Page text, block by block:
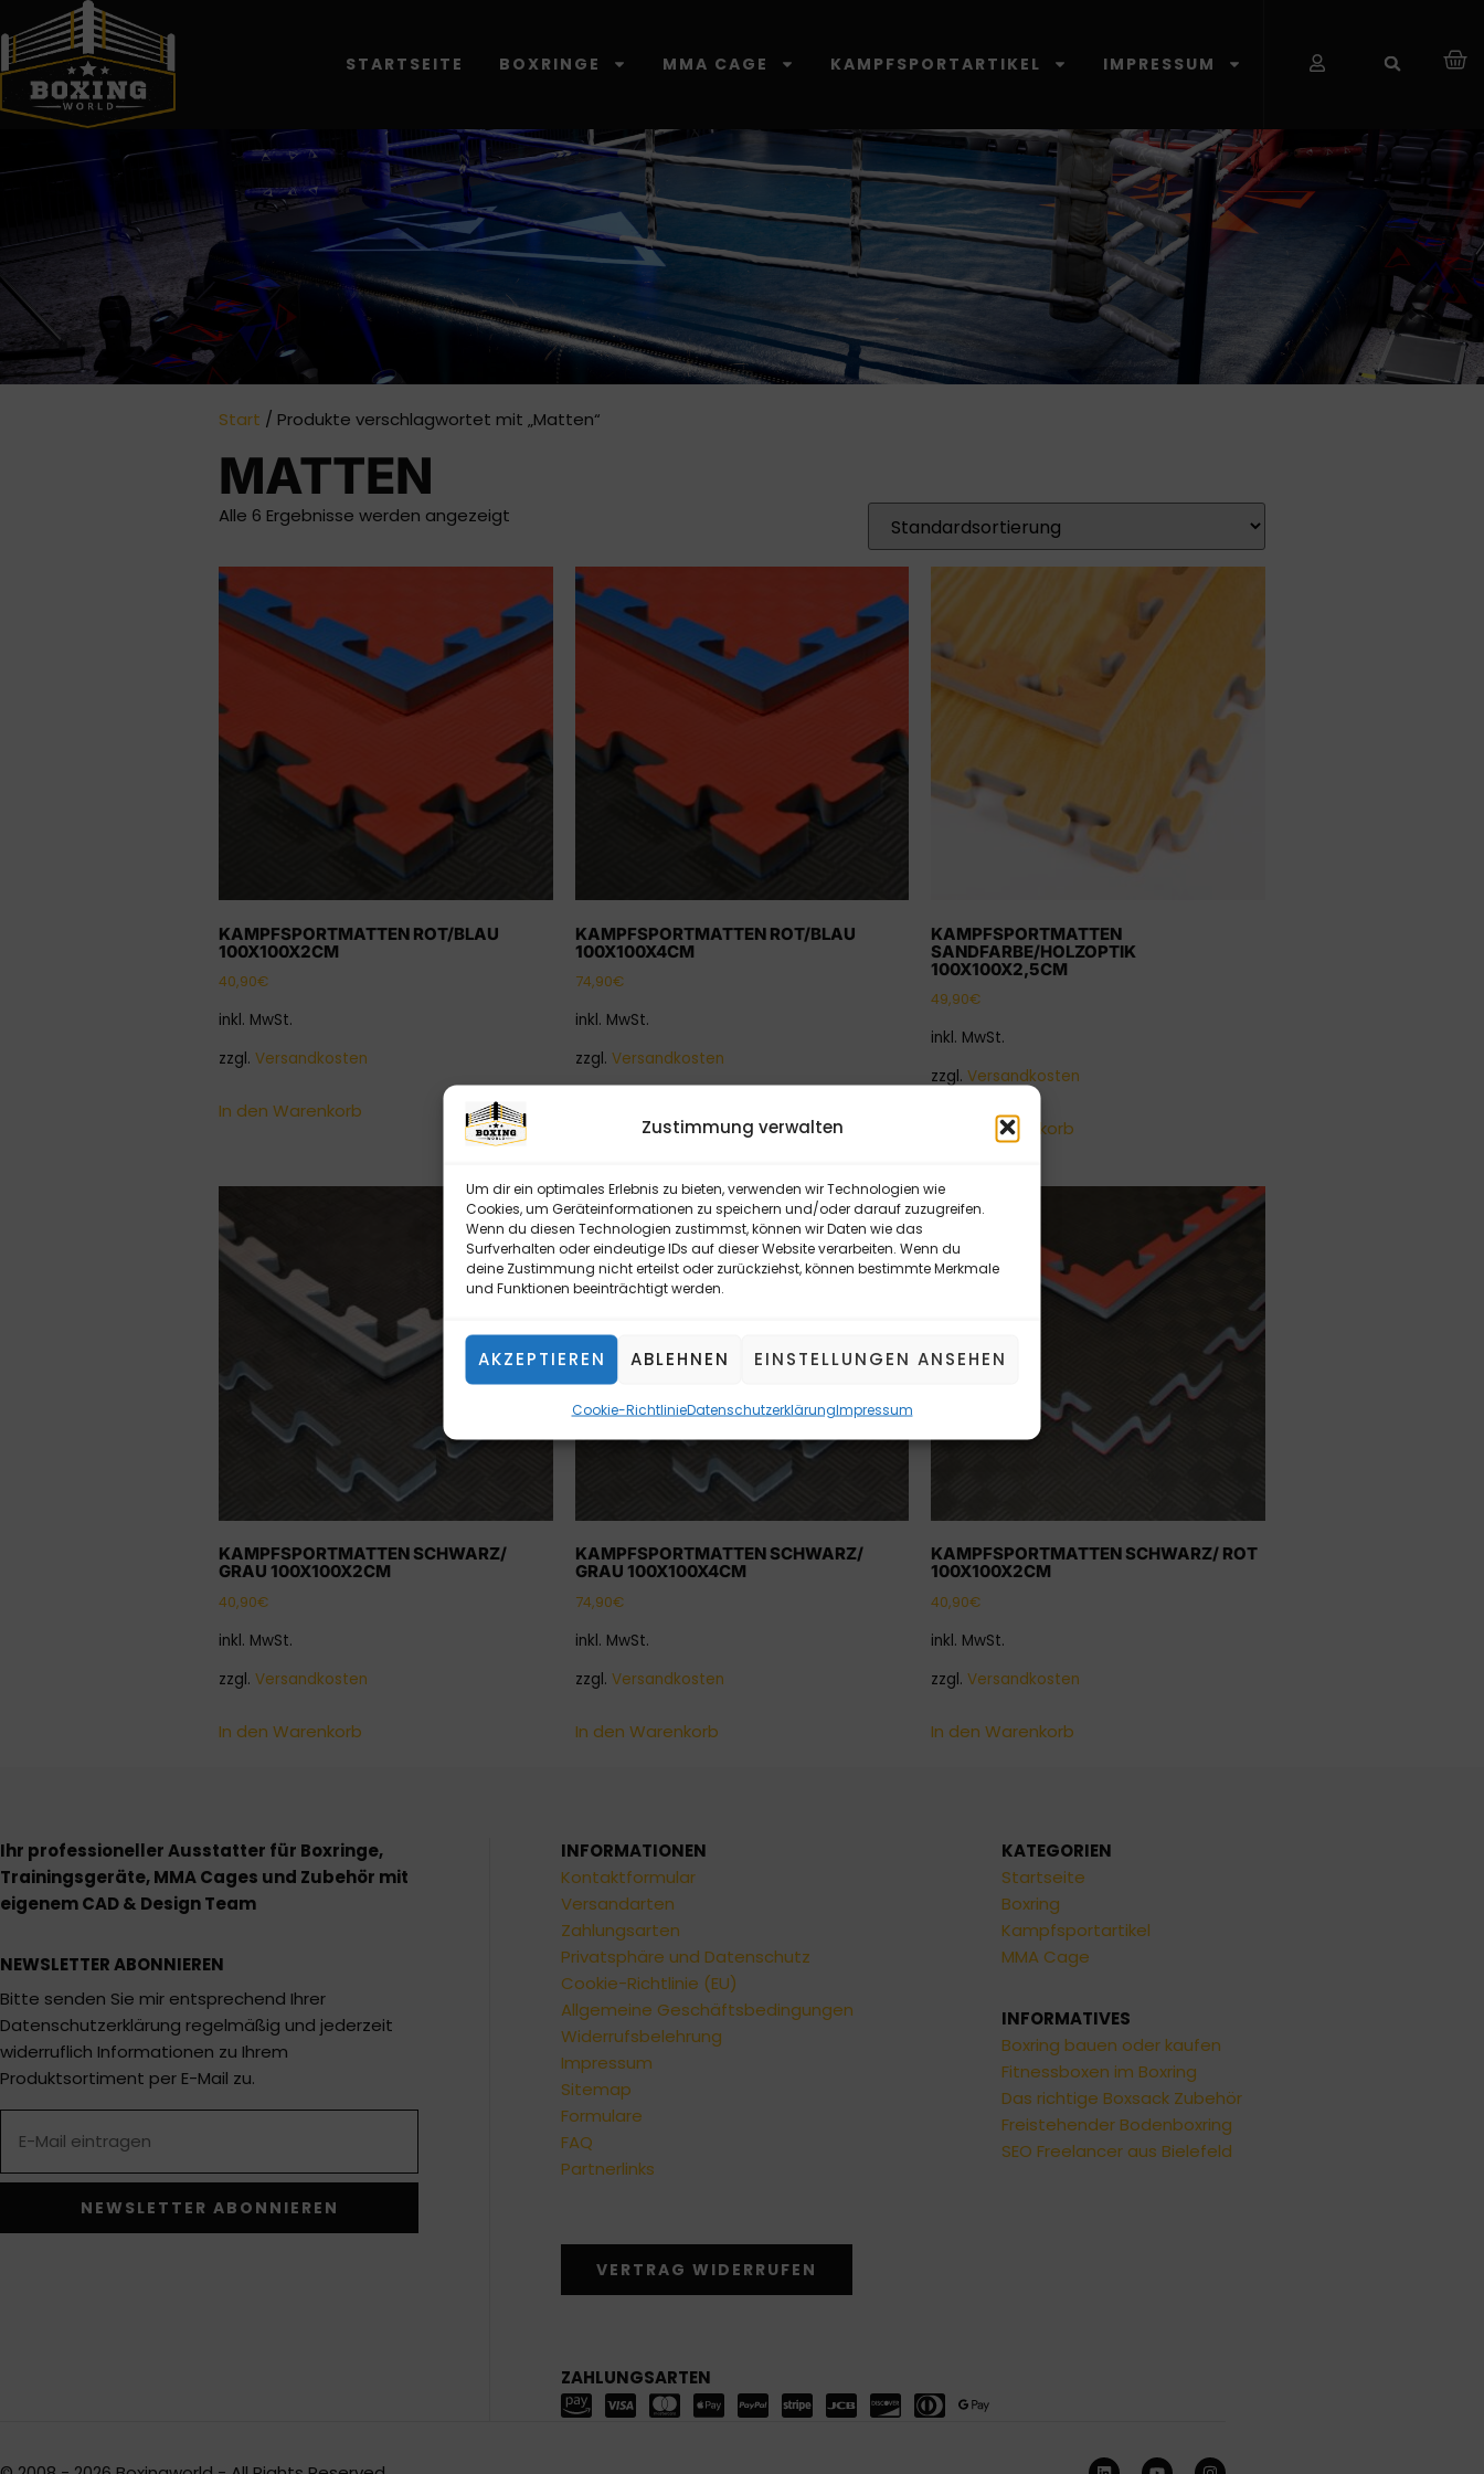
Zustimmung verwalten
Um dir ein optimales Erlebnis zu bieten, verwenden wir Technologien wie
Cookies, um Geräteinformationen zu speichern und/oder darauf zuzugreifen.
Wenn du diesen Technologien zustimmst, können wir Daten wie das
Surfverhalten oder eindeutige IDs auf dieser Website verarbeiten. Wenn du
deine Zustimmung nicht erteilst oder zurückziehst, können bestimmte Merkmale
und Funktionen beeinträchtigt werden.
AKZEPTIEREN ABLEHNEN EINSTELLUNGEN ANSEHEN
Cookie-RichtlinieDatenschutzerklärungImpressum
STARTSEITE BOXRINGE MMA CAGE KAMPFSPORTARTIKEL IMPRESSUM
Start / Produkte verschlagwortet mit „Matten“
MATTEN
Alle 6 Ergebnisse werden angezeigt
KAMPFSPORTMATTEN ROT/BLAU
100X100X2CM
40,90€
inkl. MwSt.
zzgl.Versandkosten
In den Warenkorb
KAMPFSPORTMATTEN ROT/BLAU
100X100X4CM
74,90€
inkl. MwSt.
zzgl. Versandkosten
KAMPFSPORTMATTEN
SANDFARBE/HOLZOPTIK
100X100X2,5CM
49,90€
inkl. MwSt.
zzgl.Versandkosten
In den Warenkorb
KAMPFSPORTMATTEN SCHWARZ/
GRAU 100X100X2CM
40,90€
inkl. MwSt.
zzgl.Versandkosten
In den Warenkorb
KAMPFSPORTMATTEN SCHWARZ/
GRAU 100X100X4CM
74,90€
inkl. MwSt.
zzgl. Versandkosten
In den Warenkorb
KAMPFSPORTMATTEN SCHWARZ/ ROT
100X100X2CM
40,90€
inkl. MwSt.
zzgl.Versandkosten
In den Warenkorb
Ihr professioneller Ausstatter für Boxringe,
Trainingsgeräte, MMA Cages und Zubehör mit
eigenem CAD & Design Team
NEWSLETTER ABONNIEREN
Bitte senden Sie mir entsprechend Ihrer
Datenschutzerklärung regelmäßig und jederzeit
widerruflich Informationen zu Ihrem
Produktsortiment per E-Mail zu.
NEWSLETTER ABONNIEREN
INFORMATIONEN
Kontaktformular
Versandarten
Zahlungsarten
Privatsphäre und Datenschutz
Cookie-Richtlinie (EU)
Allgemeine Geschäftsbedingungen
Widerrufsbelehrung
Impressum
Sitemap
Formulare
FAQ
Partnerlinks
KATEGORIEN
Startseite
Boxring
Kampfsportartikel
MMA Cage
INFORMATIVES
Boxring bauen oder kaufen
Fitnessboxen im Boxring
Das richtige Boxsack Zubehör
Freistehender Bodenboxring
SEO Freelancer aus Bielefeld
VERTRAG WIDERRUFEN
ZAHLUNGSARTEN